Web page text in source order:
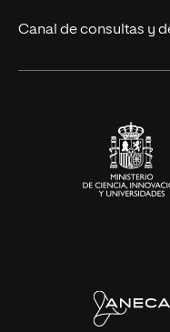
Ciencias de la Salud
Canal de consultas y